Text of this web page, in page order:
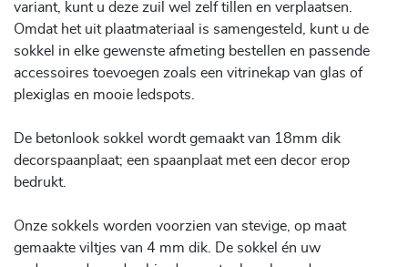
variant, kunt u deze zuil wel zelf tillen en verplaatsen.
Omdat het uit plaatmateriaal is samengesteld, kunt u de
sokkel in elke gewenste afmeting bestellen en passende
accessoires toevoegen zoals een vitrinekap van glas of
plexiglas en mooie ledspots.
De betonlook sokkel wordt gemaakt van 18mm dik
decorspaanplaat; een spaanplaat met een decor erop
bedrukt.
Onze sokkels worden voorzien van stevige, op maat
gemaakte viltjes van 4 mm dik. De sokkel én uw